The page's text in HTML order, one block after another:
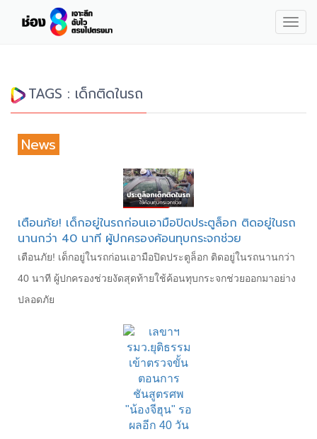
TAGS : เด็กติดในรถ
News
เตือนภัย! เด็กอยู่ในรถก่อนเอามือปิดประตูล็อก ติดอยู่ในรถ
นานกว่า 40 นาที ผู้ปกครองค้อนทุบกระจกช่วย
เตือนภัย! เด็กอยู่ในรถก่อนเอามือปิดประตูล็อก ติดอยู่ในรถนานกว่า
40 นาที ผู้ปกครองช่วยงัดสุดท้ายใช้ค้อนทุบกระจกช่วยออกมาอย่าง
ปลอดภัย